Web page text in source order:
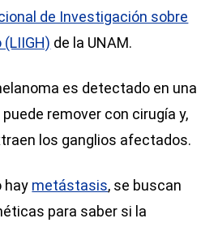
de Investigación sobre
de la UNAM.
es detectado en una
remover con cirugía y,
los ganglios afectados.
hay metástasis, se buscan
para saber si la